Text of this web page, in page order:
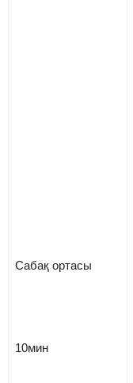
Сабақ ортасы
10мин